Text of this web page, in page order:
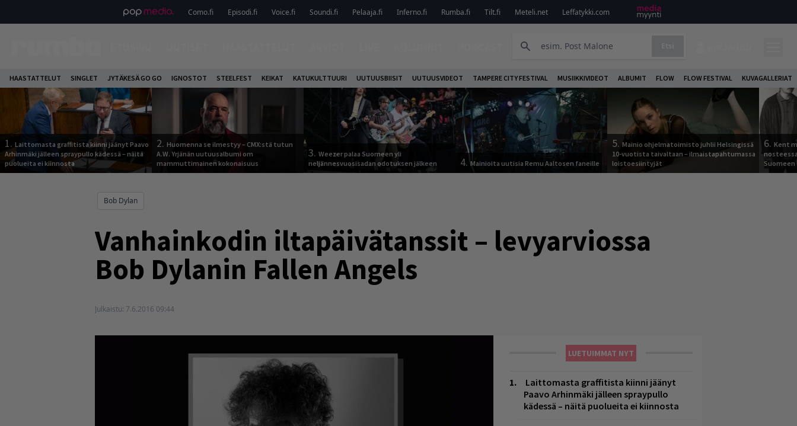
Como.fi Episodi.fi Voice.fi Soundi.fi Pelaaja.fi Inferno.fi Rumba.fi Tilt.fi Meteli.net Leffatykki.com
HAASTATTELUT SINGLET JYTÄKESÄ GO GO IGNOSTOT STEELFEST KEIKAT KATUKULTTUURI UUTUUSBIISIT UUTUUSVIDEOT TAMPERE CITY FESTIVAL MUSIIKKIVIDEOT ALBUMIT FLOW FLOW FESTIVAL KUVAGALLERIAT
1. Laittomasta graffitista kiinni jäänyt Paavo
Arhinmäki jälleen spraypullo kädessä – näitä
puolueita ei kiinnosta
2. Huomenna se ilmestyy – CMX:stä tutun
A.W. Yrjänän uutuusalbumi om
mammuttimainen kokonaisuus
3. Weezer palaa Suomeen yli
neljännesvuosisadan odotuksen jälkeen
4.Mainioita uutisia Remu Aaltosen faneille
5. Mainio ohjelmatoimisto juhlii Helsingissä
10-vuotista taivaltaan – ilmaistapahtumassa
loistoesiintyjät
6. Kent
Suomeen
Bob Dylan
Vanhainkodin iltapäivätanssit – levyarviossa
Bob Dylanin Fallen Angels
Julkaistu: 7.6.2016 09:44
LUETUIMMAT NYT
Laittomasta graffitista kiinni jäänyt
Paavo Arhinmäki jälleen spraypullo
kädessä – näitä puolueita ei kiinnosta